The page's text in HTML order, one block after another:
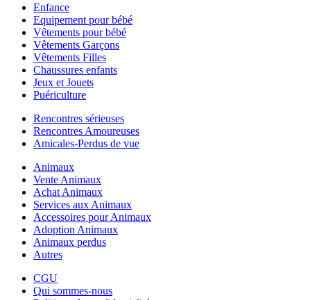
Enfance
Equipement pour bébé
Vêtements pour bébé
Vêtements Garçons
Vêtements Filles
Chaussures enfants
Jeux et Jouets
Puériculture
Rencontres sérieuses
Rencontres Amoureuses
Amicales-Perdus de vue
Animaux
Vente Animaux
Achat Animaux
Services aux Animaux
Accessoires pour Animaux
Adoption Animaux
Animaux perdus
Autres
CGU
Qui sommes-nous